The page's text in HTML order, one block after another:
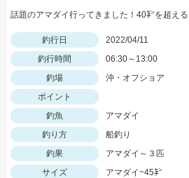
釣行日
2022/04/11
釣行時間
06:30～13:00
釣場
沖・オフショア
ポイント
釣魚
アマダイ
釣り方
船釣り
釣果
アマダイ～３匹
サイズ
アマダイ~45㌢